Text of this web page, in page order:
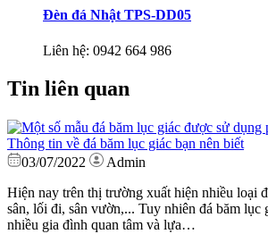
Đèn đá Nhật TPS-DD05
Liên hệ: 0942 664 986
Tin liên quan
Thông tin về đá băm lục giác bạn nên biết
03/07/2022
Admin
Hiện nay trên thị trường xuất hiện nhiều loại
sân, lối đi, sân vườn,... Tuy nhiên đá băm lục
nhiều gia đình quan tâm và lựa…